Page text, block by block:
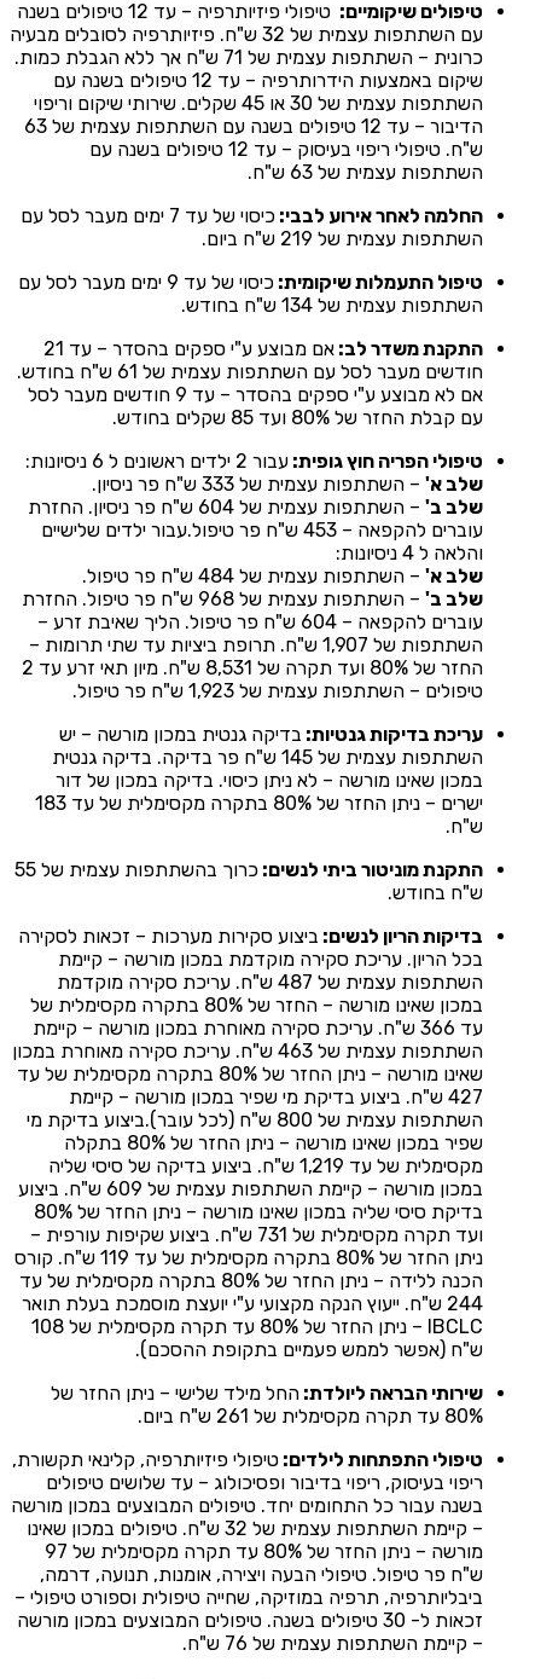
טיפולים שיקומיים:
טיפולי פיזיותרפיה – עד 12 טיפולים בשנה
עם השתתפות עצמית של 32 ש"ח. פיזיותרפיה לסובלים מבעיה
כרונית – השתתפות עצמית של 71 ש"ח אך ללא הגבלת כמות.
שיקום באמצעות הידרותרפיה – עד 12 טיפולים בשנה עם
השתתפות עצמית של 30 או 45 שקלים. שירותי שיקום וריפוי
הדיבור – עד 12 טיפולים בשנה עם השתתפות עצמית של 63
ש"ח. טיפולי ריפוי בעיסוק – עד 12 טיפולים בשנה עם
השתתפות עצמית של 63 ש"ח.
החלמה לאחר אירוע לבבי:
כיסוי של עד 7 ימים מעבר לסל עם
השתתפות עצמית של 219 ש"ח ביום.
טיפול התעמלות שיקומית:
כיסוי של עד 9 ימים מעבר לסל עם
השתתפות עצמית של 134 ש"ח בחודש.
התקנת משדר לב:
אם מבוצע ע"י ספקים בהסדר – עד 21
חודשים מעבר לסל עם השתתפות עצמית של 61 ש"ח בחודש.
אם לא מבוצע ע"י ספקים בהסדר – עד 9 חודשים מעבר לסל
עם קבלת החזר של 80% ועד 85 שקלים בחודש.
טיפולי הפריה חוץ גופית: עבור 2 ילדים ראשונים ל 6 ניסיונות:
שלב א' – השתתפות עצמית של 333 ש"ח פר ניסיון.
שלב ב'
– השתתפות עצמית של 604 ש"ח פר ניסיון. החזרת
עוברים להקפאה – 453 ש"ח פר טיפול.עבור ילדים שלישיים
והלאה ל 4 ניסיונות:
שלב א' – השתתפות עצמית של 484 ש"ח פר טיפול.
שלב ב'
– השתתפות עצמית של 968 ש"ח פר טיפול. החזרת
עוברים להקפאה – 604 ש"ח פר טיפול. הליך שאיבת זרע –
השתתפות של 1,907 ש"ח. תרופת ביציות עד שתי תרומות –
החזר של 80% ועד תקרה של 8,531 ש"ח. מיון תאי זרע עד 2
טיפולים – השתתפות עצמית של 1,923 ש"ח פר טיפול.
עריכת בדיקות גנטיות: בדיקה גנטית במכון מורשה – יש
השתתפות עצמית של 145 ש"ח פר בדיקה. בדיקה גנטית
במכון שאינו מורשה – לא ניתן כיסוי. בדיקה במכון של דור
ישרים – ניתן החזר של 80% בתקרה מקסימלית של עד 183
ש"ח.
התקנת מוניטור ביתי לנשים:
כרוך בהשתתפות עצמית של 55
ש"ח בחודש.
בדיקות הריון לנשים: ביצוע סקירות מערכות – זכאות לסקירה
בכל הריון. עריכת סקירה מוקדמת במכון מורשה – קיימת
השתתפות עצמית של 487 ש"ח. עריכת סקירה מוקדמת
במכון שאינו מורשה – החזר של 80% בתקרה מקסימלית של
עד 366 ש"ח. עריכת סקירה מאוחרת במכון מורשה – קיימת
השתתפות עצמית של 463 ש"ח. עריכת סקירה מאוחרת במכון
שאינו מורשה – ניתן החזר של 80% בתקרה מקסימלית של עד
427 ש"ח. ביצוע בדיקת מי שפיר במכון מורשה – קיימת
השתתפות עצמית של 800 ש"ח (לכל עובר).ביצוע בדיקת מי
שפיר במכון שאינו מורשה – ניתן החזר של 80% בתקלה
מקסימלית של עד 1,219 ש"ח. ביצוע בדיקה של סיסי שליה
במכון מורשה – קיימת השתתפות עצמית של 609 ש"ח. ביצוע
בדיקת סיסי שליה במכון שאינו מורשה – ניתן החזר של 80%
ועד תקרה מקסימלית של 731 ש"ח. ביצוע שקיפות עורפית –
ניתן החזר של 80% בתקרה מקסימלית של עד 119 ש"ח. קורס
הכנה ללידה – ניתן החזר של 80% בתקרה מקסימלית של עד
244 ש"ח. ייעוץ הנקה מקצועי ע"י יועצת מוסמכת בעלת תואר
IBCLC – ניתן החזר של 80% עד תקרה מקסימלית של 108
ש"ח (אפשר לממש פעמיים בתקופת ההסכם).
שירותי הבראה ליולדת: החל מילד שלישי – ניתן החזר של
80% עד תקרה מקסימלית של 261 ש"ח ביום.
טיפולי התפתחות לילדים: טיפולי פיזיותרפיה, קלינאי תקשורת,
ריפוי בעיסוק, ריפוי בדיבור ופסיכולוג – עד שלושים טיפולים
בשנה עבור כל התחומים יחד. טיפולים המבוצעים במכון מורשה
– קיימת השתתפות עצמית של 32 ש"ח. טיפולים במכון שאינו
מורשה – ניתן החזר של 80% עד תקרה מקסימלית של 97
ש"ח פר טיפול. טיפולי הבעה ויצירה, אומנות, תנועה, דרמה,
ביבליותרפיה, תרפיה במוזיקה, שחייה טיפולית וספורט טיפולי –
זכאות ל- 30 טיפולים בשנה. טיפולים המבוצעים במכון מורשה
– קיימת השתתפות עצמית של 76 ש"ח.